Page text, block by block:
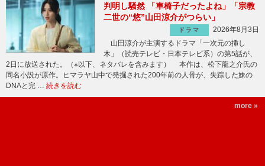
判明し騒然 「車椅子だったよね」「宗教
二世の“悠”山田涼介がつらい」
ドラマ
2026年8月3日
山田涼介が主演するドラマ「一次元の挿し
木」（読売テレビ・日本テレビ系）の第5話が、
2日に放送された。（※以下、ネタバレを含みます） 本作は、松下龍之介氏の
同名小説が原作。ヒマラヤ山中で発掘された200年前の人骨が、失踪した妹の
DNAと完 … 続きを読む
more »